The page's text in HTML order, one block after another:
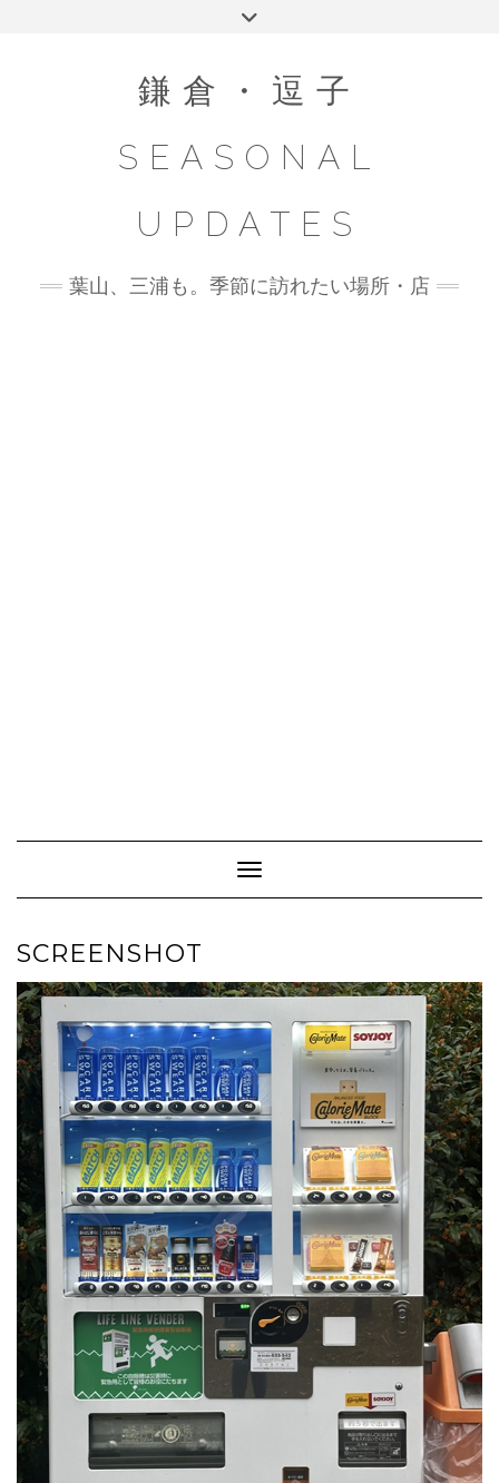
鎌倉・逗子
SEASONAL
UPDATES
葉山、三浦も。季節に訪れたい場所・店
Toggle Navigation
SCREENSHOT